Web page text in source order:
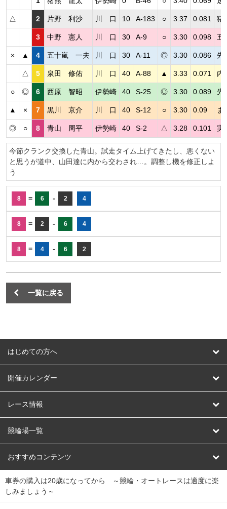
△ 2 片野 利沙 川 口 10 A-183 ○ 3.37 0.081 猪
3 中野 憲人 川 口 30 A-9 ○ 3.30 0.098 五
× ▲ 4 五十嵐 一夫 川 口 30 A-11 ◎ 3.30 0.086 先
△ 5 泉田 修佑 川 口 40 A-88 ▲ 3.33 0.071 内
○ ◎ 6 西原 智昭 伊勢崎 40 S-25 ◎ 3.30 0.089 先
▲ × 7 黒川 京介 川 口 40 S-12 ○ 3.30 0.09 ま
◎ ○ 8 青山 周平 伊勢崎 40 S-2 △ 3.28 0.101 実
今節クランク交換した青山。試走タイム上げてきたし、悪くない
と思うが道中、山田達に内から交わされ…。調整し機を修正しよ
う
8 = 6 - 2 4
8 = 2 - 6 4
8 = 4 - 6 2
一覧に戻る
はじめての方へ
はじめての方へ
開催カレンダー
競輪
オートレース
競輪くじ
Dokanto!
レース情報
レース予想
レース結果
キャリーオーバー一覧
競輪場一覧
北日本 函館競輪場
関
東
弥彦競輪場 前橋競輪場 取手競輪場 宇都宮競輪場
おすすめコンテンツ
競輪選手情報
車券の購入は20歳になってから ～競輪・オートレースは適度に楽
しみましょう～